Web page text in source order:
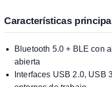
Características
Bluetooth 5.0 + BLE con
abierta
Interfaces USB 2.0, USB